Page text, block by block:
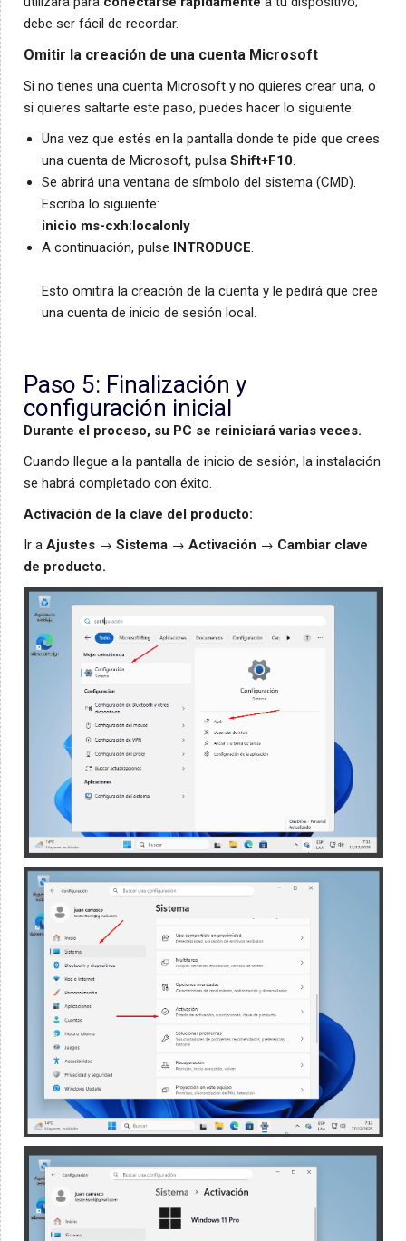
debe ser fácil de recordar.
Omitir la creación de una cuenta Microsoft
Si no tienes una cuenta Microsoft y no quieres crear una, o
si quieres saltarte este paso, puedes hacer lo siguiente:
Una vez que estés en la pantalla donde te pide que crees
una cuenta de Microsoft, pulsa Shift+F10.
Se abrirá una ventana de símbolo del sistema (CMD).
Escriba lo siguiente:
inicio ms-cxh:localonly
A continuación, pulse INTRODUCE.
Esto omitirá la creación de la cuenta y le pedirá que cree
una cuenta de inicio de sesión local.
Paso 5: Finalización y
configuración inicial
Durante el proceso, su PC se reiniciará varias veces.
Cuando llegue a la pantalla de inicio de sesión, la instalación
se habrá completado con éxito.
Activación de la clave del producto:
Ir a Ajustes → Sistema → Activación → Cambiar clave
de producto.